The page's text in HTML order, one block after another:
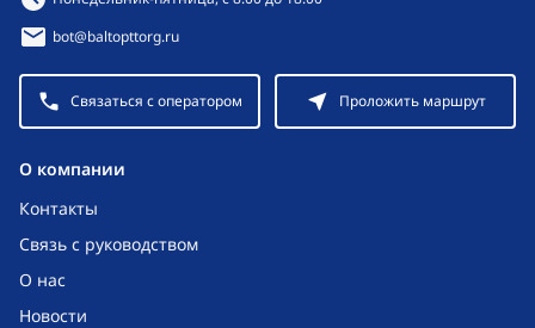
O компании
Контакты
Связь с руководством
О нас
Новости
bot@baltopttorg.ru
Связаться с оператором Проложить маршрут